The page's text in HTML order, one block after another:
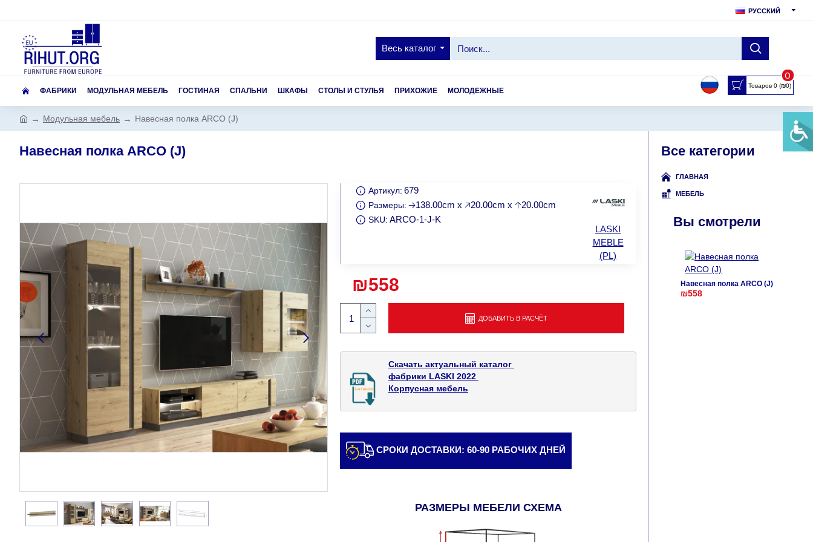
РУССКИЙ
Весь каталог
ФАБРИКИ МОДУЛЬНАЯ МЕБЕЛЬ ГОСТИНАЯ СПАЛЬНИ ШКАФЫ СТОЛЫ И СТУЛЬЯ ПРИХОЖИЕ МОЛОДЕЖНЫЕ
Товаров 0 (₪0)
0
Модульная мебель Навесная полка ARCO (J)
Навесная полка ARCO (J)
₪558
Артикул: 679
Размеры: 🡢138.00cm x 🡥20.00cm x 🡡20.00cm
SKU: ARCO-1-J-K
LASKI
MEBLE
(PL)
ДОБАВИТЬ В РАСЧЁТ
Скачать актуальный каталог
фабрики LASKI 2022
Корпусная мебель
СРОКИ ДОСТАВКИ: 60-90 РАБОЧИХ ДНЕЙ
РАЗМЕРЫ МЕБЕЛИ СХЕМА
Все категории
ГЛАВНАЯ
МЕБЕЛЬ
Вы смотрели
Навесная полка ARCO (J)
₪558